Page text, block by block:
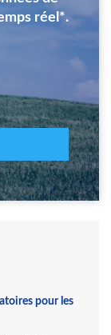
réel*.
pour les